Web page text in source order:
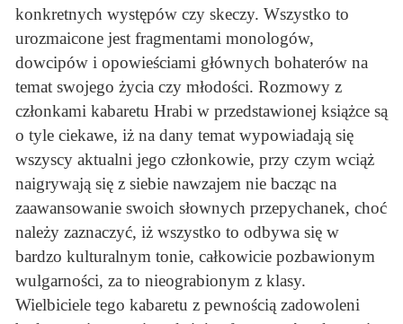
konkretnych występów czy skeczy. Wszystko to
urozmaicone jest fragmentami monologów,
dowcipów i opowieściami głównych bohaterów na
temat swojego życia czy młodości. Rozmowy z
członkami kabaretu Hrabi w przedstawionej książce są
o tyle ciekawe, iż na dany temat wypowiadają się
wszyscy aktualni jego członkowie, przy czym wciąż
naigrywają się z siebie nawzajem nie bacząc na
zaawansowanie swoich słownych przepychanek, choć
należy zaznaczyć, iż wszystko to odbywa się w
bardzo kulturalnym tonie, całkowicie pozbawionym
wulgarności, za to nieograbionym z klasy.
Wielbiciele tego kabaretu z pewnością zadowoleni